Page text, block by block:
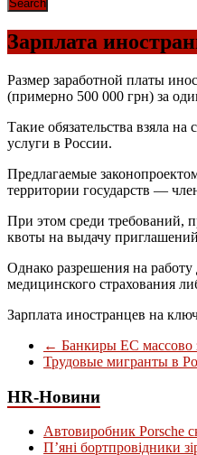
Зарплата
Размер заработной платы
(примерно 500 000 грн) за
Такие обязательства взяла
услуги в России.
Предлагаемые
территории государств —
При этом среди требований,
квоты на выдачу
Однако разрешения на
медицинского страхования
Зарплата иностранцев на
← Банкиры ЕС массово
Трудовые мигранты в
HR-Новини
Автовиробник Porsche
П’яні бортпровідники